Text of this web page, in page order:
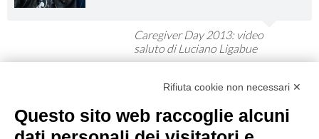
Caregiver Day 2013: video
saluto di Luciano Ligabue
View All
Rifiuta cookie non necessari ✕
Questo sito web raccoglie alcuni